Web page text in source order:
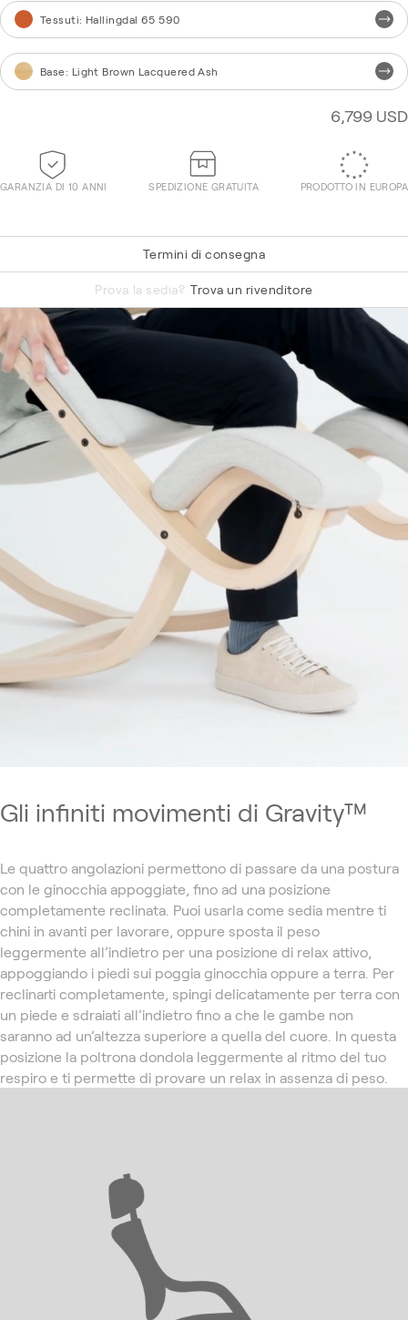
Tessuti: Hallingdal 65 590
Base: Light Brown Lacquered Ash
6,799 USD
GARANZIA DI 10 ANNI SPEDIZIONE GRATUITA PRODOTTO IN EUROPA
Termini di consegna
Prova la sedia? Trova un rivenditore
Hallingdal 65 750
Gli infiniti movimenti di Gravity™
Le quattro angolazioni permettono di passare da una postura
con le ginocchia appoggiate, fino ad una posizione
completamente reclinata. Puoi usarla come sedia mentre ti
chini in avanti per lavorare, oppure sposta il peso
leggermente all’indietro per una posizione di relax attivo,
appoggiando i piedi sui poggia ginocchia oppure a terra. Per
reclinarti completamente, spingi delicatamente per terra con
un piede e sdraiati all’indietro fino a che le gambe non
saranno ad un’altezza superiore a quella del cuore. In questa
posizione la poltrona dondola leggermente al ritmo del tuo
respiro e ti permette di provare un relax in assenza di peso.